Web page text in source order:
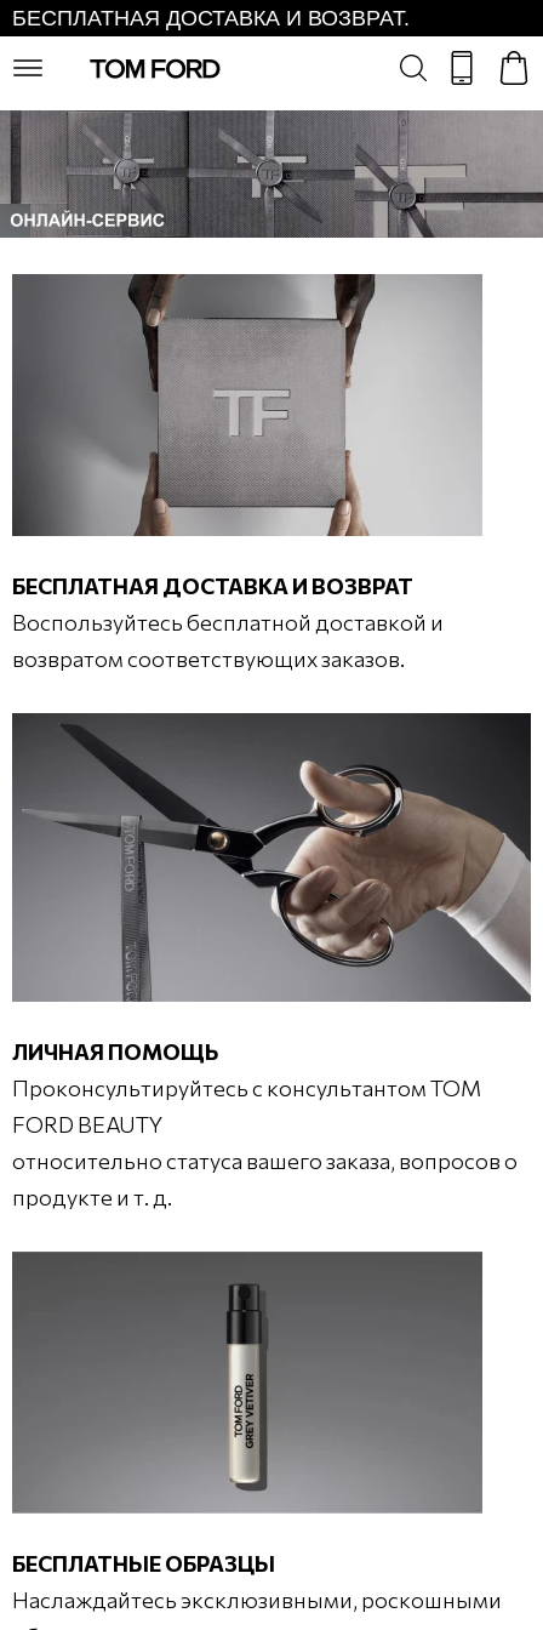
БЕСПЛАТНАЯ ДОСТАВКА И ВОЗВРАТ.
БЕСПЛАТНАЯ ДОСТАВКА И ВОЗВРАТ
Воспользуйтесь бесплатной доставкой и
возвратом соответствующих заказов.
ЛИЧНАЯ ПОМОЩЬ
Проконсультируйтесь с консультантом TOM
FORD BEAUTY
относительно статуса вашего заказа, вопросов о
продукте и т. д.
БЕСПЛАТНЫЕ ОБРАЗЦЫ
Наслаждайтесь эксклюзивными, роскошными